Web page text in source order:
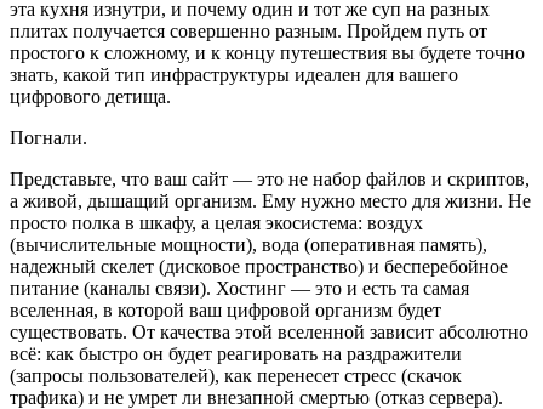
эта кухня изнутри, и почему один и тот же суп на разных
плитах получается совершенно разным. Пройдем путь от
простого к сложному, и к концу путешествия вы будете точно
знать, какой тип инфраструктуры идеален для вашего
цифрового детища.
Погнали.
Представьте, что ваш сайт — это не набор файлов и скриптов,
а живой, дышащий организм. Ему нужно место для жизни. Не
просто полка в шкафу, а целая экосистема: воздух
(вычислительные мощности), вода (оперативная память),
надежный скелет (дисковое пространство) и бесперебойное
питание (каналы связи). Хостинг — это и есть та самая
вселенная, в которой ваш цифровой организм будет
существовать. От качества этой вселенной зависит абсолютно
всё: как быстро он будет реагировать на раздражители
(запросы пользователей), как перенесет стресс (скачок
трафика) и не умрет ли внезапной смертью (отказ сервера).